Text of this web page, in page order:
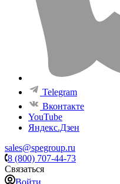
Telegram
Вконтакте
YouTube
Яндекс.Дзен
sales@spegroup.ru
8 (800) 707-44-73
Связаться
Войти